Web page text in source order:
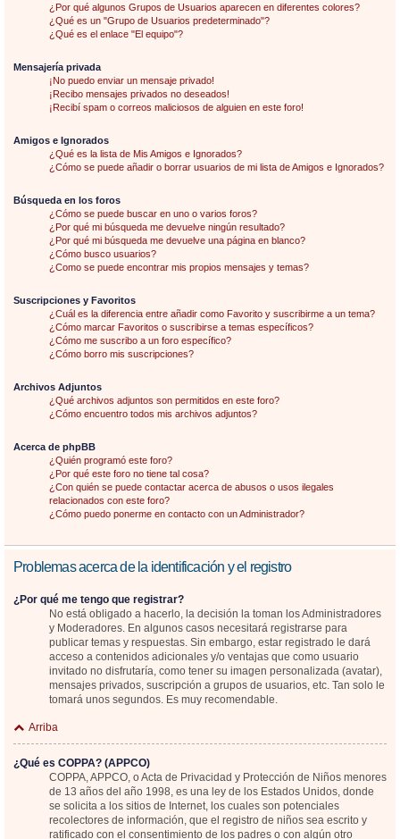
¿Por qué algunos Grupos de Usuarios aparecen en diferentes colores?
¿Qué es un "Grupo de Usuarios predeterminado"?
¿Qué es el enlace "El equipo"?
Mensajería privada
¡No puedo enviar un mensaje privado!
¡Recibo mensajes privados no deseados!
¡Recibí spam o correos maliciosos de alguien en este foro!
Amigos e Ignorados
¿Qué es la lista de Mis Amigos e Ignorados?
¿Cómo se puede añadir o borrar usuarios de mi lista de Amigos e Ignorados?
Búsqueda en los foros
¿Cómo se puede buscar en uno o varios foros?
¿Por qué mi búsqueda me devuelve ningún resultado?
¿Por qué mi búsqueda me devuelve una página en blanco?
¿Cómo busco usuarios?
¿Como se puede encontrar mis propios mensajes y temas?
Suscripciones y Favoritos
¿Cuál es la diferencia entre añadir como Favorito y suscribirme a un tema?
¿Cómo marcar Favoritos o suscribirse a temas específicos?
¿Cómo me suscribo a un foro específico?
¿Cómo borro mis suscripciones?
Archivos Adjuntos
¿Qué archivos adjuntos son permitidos en este foro?
¿Cómo encuentro todos mis archivos adjuntos?
Acerca de phpBB
¿Quién programó este foro?
¿Por qué este foro no tiene tal cosa?
¿Con quién se puede contactar acerca de abusos o usos ilegales
relacionados con este foro?
¿Cómo puedo ponerme en contacto con un Administrador?
Problemas acerca de la identificación y el registro
¿Por qué me tengo que registrar?
No está obligado a hacerlo, la decisión la toman los Administradores
y Moderadores. En algunos casos necesitará registrarse para
publicar temas y respuestas. Sin embargo, estar registrado le dará
acceso a contenidos adicionales y/o ventajas que como usuario
invitado no disfrutaría, como tener su imagen personalizada (avatar),
mensajes privados, suscripción a grupos de usuarios, etc. Tan solo le
tomará unos segundos. Es muy recomendable.
Arriba
¿Qué es COPPA? (APPCO)
COPPA, APPCO, o Acta de Privacidad y Protección de Niños menores
de 13 años del año 1998, es una ley de los Estados Unidos, donde
se solicita a los sitios de Internet, los cuales son potenciales
recolectores de información, que el registro de niños sea escrito y
ratificado con el consentimiento de los padres o con algún otro